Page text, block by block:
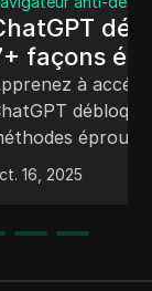
:
à
en
à
des